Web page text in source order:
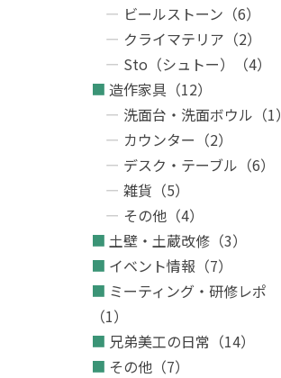
ビールストーン（6）
クライマテリア（2）
Sto（シュトー）（4）
造作家具（12）
洗面台・洗面ボウル（1）
カウンター（2）
デスク・テーブル（6）
雑貨（5）
その他（4）
土壁・土蔵改修（3）
イベント情報（7）
ミーティング・研修レポ
（1）
兄弟美工の日常（14）
その他（7）